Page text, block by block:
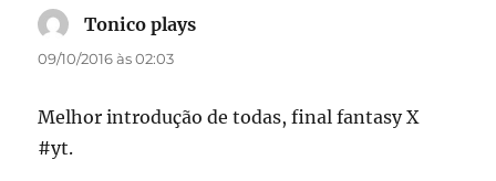
Tonico plays
09/10/2016 às 02:03
Melhor introdução de todas, final fantasy X
#yt.